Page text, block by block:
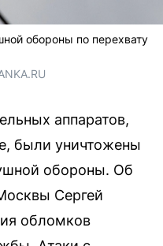
обороны по перехвату
аппаратов,
были уничтожены
обороны. Об
Сергей
обломков